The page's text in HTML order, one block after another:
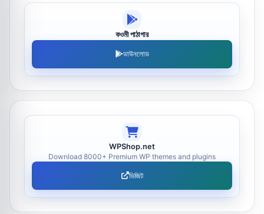
কওমী পাঠাগার
ডাউনলোড
WPShop.net
Download 8000+ Premium WP themes and plugins
ভিজিট